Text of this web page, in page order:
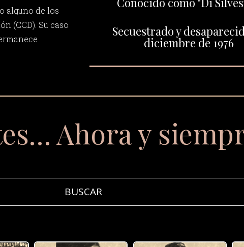
alguno de los
(CCD). Su caso
Secuestrado y
diciembre de 1976
Ahora y